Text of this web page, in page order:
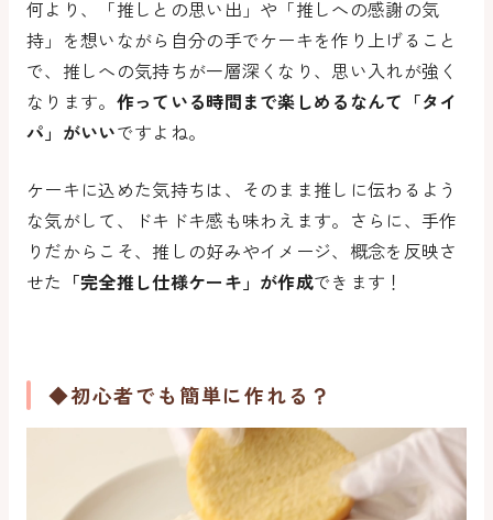
何より、「推しとの思い出」や「推しへの感謝の気
持」を想いながら自分の手でケーキを作り上げること
で、推しへの気持ちが一層深くなり、思い入れが強く
なります。 作っている時間まで楽しめるなんて「タイ
パ」がいいですよね。
ケーキに込めた気持ちは、そのまま推しに伝わるよう
な気がして、ドキドキ感も味わえます。さらに、手作
りだからこそ、推しの好みやイメージ、概念を反映さ
せた 「完全推し仕様ケーキ」が作成できます！
◆初心者でも簡単に作れる？